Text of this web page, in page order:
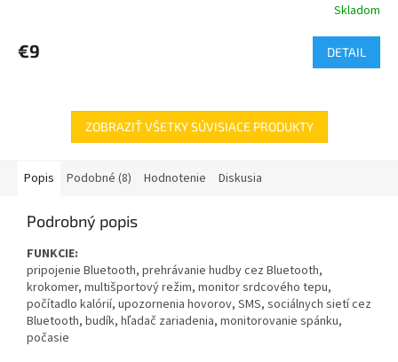
Skladom
€9 DETAIL
ZOBRAZIŤ VŠETKY SÚVISIACE PRODUKTY
Popis Podobné (8) Hodnotenie Diskusia
Podrobný popis
FUNKCIE:
pripojenie Bluetooth, prehrávanie hudby cez Bluetooth,
krokomer, multišportový režim, monitor srdcového tepu,
počítadlo kalórií, upozornenia hovorov, SMS, sociálnych sietí cez
Bluetooth, budík, hľadač zariadenia, monitorovanie spánku,
počasie